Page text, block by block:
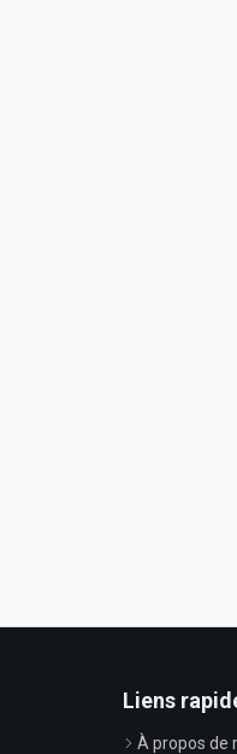
Liens
À propos de